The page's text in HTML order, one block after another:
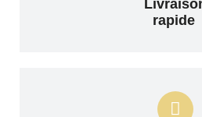
rapide